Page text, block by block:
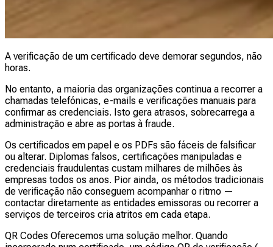
A verificação de um certificado deve demorar segundos, não
horas.
No entanto, a maioria das organizações continua a recorrer a
chamadas telefónicas, e-mails e verificações manuais para
confirmar as credenciais. Isto gera atrasos, sobrecarrega a
administração e abre as portas à fraude.
Os certificados em papel e os PDFs são fáceis de falsificar
ou alterar. Diplomas falsos, certificações manipuladas e
credenciais fraudulentas custam milhares de milhões às
empresas todos os anos. Pior ainda, os métodos tradicionais
de verificação não conseguem acompanhar o ritmo —
contactar diretamente as entidades emissoras ou recorrer a
serviços de terceiros cria atritos em cada etapa.
QR Codes Oferecemos uma solução melhor. Quando